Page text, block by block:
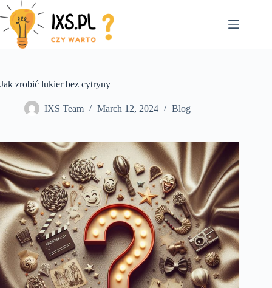
Skip
to
content
Jak zrobić lukier bez cytryny
IXS Team March 12, 2024 Blog